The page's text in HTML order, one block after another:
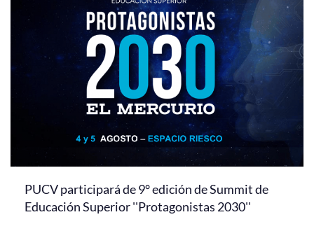
PUCV participará de 9° edición de Summit de
Educación Superior ''Protagonistas 2030''